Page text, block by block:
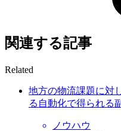
関連する記事
Related
地方の物流課題に対
る自動化で得られる
ノウハウ